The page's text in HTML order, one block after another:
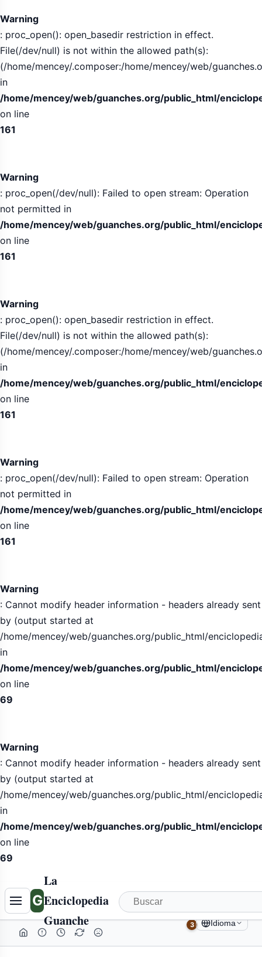
Warning
: proc_open(): open_basedir restriction in effect.
File(/dev/null) is not within the allowed path(s):
(/home/mencey/.composer:/home/mencey/web/
in
/home/mencey/web/guanches.org/public_html/
on line
161
Warning
: proc_open(/dev/null): Failed to open stream: Operation
not permitted in
/home/mencey/web/guanches.org/public_html/
on line
161
Warning
: proc_open(): open_basedir restriction in effect.
File(/dev/null) is not within the allowed path(s):
(/home/mencey/.composer:/home/mencey/web/
in
/home/mencey/web/guanches.org/public_html/
on line
161
Warning
: proc_open(/dev/null): Failed to open stream: Operation
not permitted in
/home/mencey/web/guanches.org/public_html/
on line
161
Warning
: Cannot modify header information - headers already sent
by (output started at
/home/mencey/web/guanches.org/public_html/
in
/home/mencey/web/guanches.org/public_html/
on line
69
Warning
: Cannot modify header information - headers already sent
by (output started at
/home/mencey/web/guanches.org/public_html/
in
/home/mencey/web/guanches.org/public_html/
on line
69
G
La
Enciclopedia
Guanche
3 Idioma